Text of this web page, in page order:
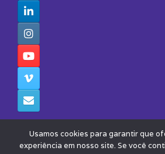
Usamos cookies para garantir que
experiência em nosso site. Se você